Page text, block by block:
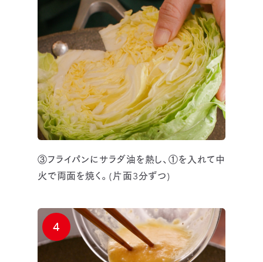
③フライパンにサラダ油を熱し、①を入れて中
火で両面を焼く。(片面3分ずつ)
4